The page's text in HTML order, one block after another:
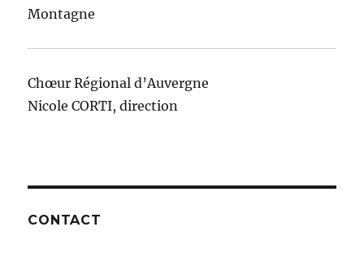
Montagne
Chœur Régional d’Auvergne
Nicole CORTI, direction
CONTACT